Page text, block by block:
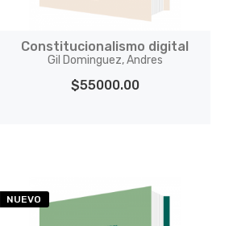
Constitucionalismo digital
Gil Dominguez, Andres
$55000.00
NUEVO